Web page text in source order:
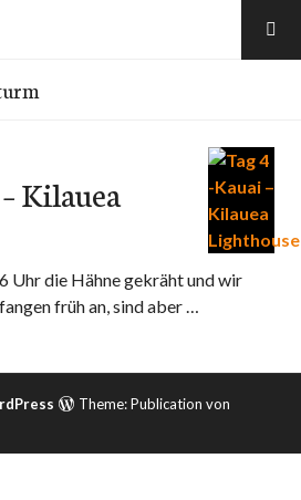
Kilauea
Uhr die Hähne gekräht und wir
früh an, sind aber …
Lighthouse
Theme: Publication von